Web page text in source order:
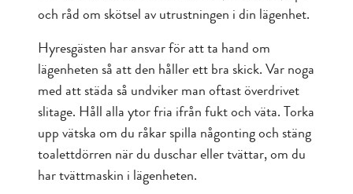
och råd om skötsel av utrustningen i din lägenhet.
Hyresgästen har ansvar för att ta hand om
lägenheten så att den håller ett bra skick. Var noga
med att städa så undviker man oftast överdrivet
slitage. Håll alla ytor fria ifrån fukt och väta. Torka
upp vätska om du råkar spilla någonting och stäng
toalettdörren när du duschar eller tvättar, om du
har tvättmaskin i lägenheten.